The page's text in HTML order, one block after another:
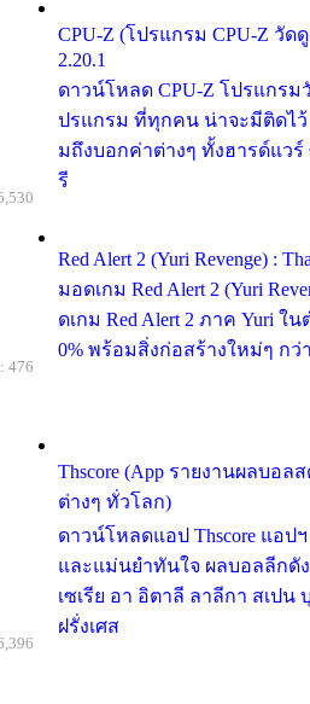
CPU-Z (โปรแกรม CPU-Z วัด
2.20.1
ดาวน์โหลด CPU-Z โปรแกรม
ปรแกรม ที่ทุกคน น่าจะมีติดไว้
มถึงบอกค่าต่างๆ ทั้งฮารด์แว
รี
Red Alert 2 (Yuri Revenge) :
มอดเกม Red Alert 2 (Yuri
ดเกม Red Alert 2 ภาค Yuri
0% พร้อมสิ่งก่อสร้างใหม่ๆ กว่
Thscore (App รายงานผลบอ
ต่างๆ ทั่วโลก)
ดาวน์โหลดแอป Thscore แอป
และแม่นยำทันใจ ผลบอลลีกดั
เซเรีย อา อิตาลี ลาลีกา สเปน
ฝรั่งเศส
476